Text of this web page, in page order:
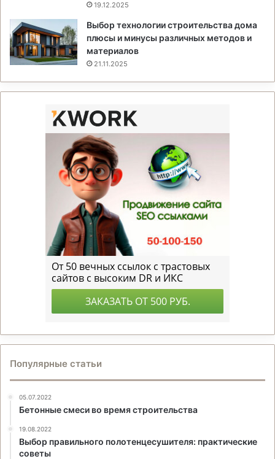
19.12.2025
Выбор технологии строительства дома
плюсы и минусы различных методов и
материалов
21.11.2025
Популярные статьи
05.07.2022
Бетонные смеси во время строительства
19.08.2022
Выбор правильного полотенцесушителя: практические
советы